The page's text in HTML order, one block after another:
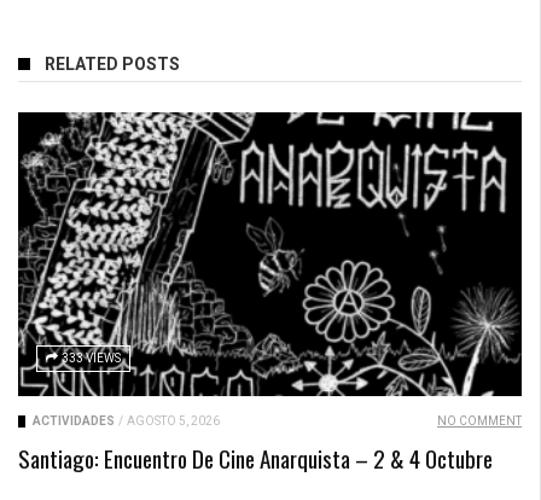
RELATED POSTS
333 VIEWS
ACTIVIDADES / AGOSTO 5, 2026 NO COMMENT
Santiago: Encuentro De Cine Anarquista – 2 & 4 Octubre